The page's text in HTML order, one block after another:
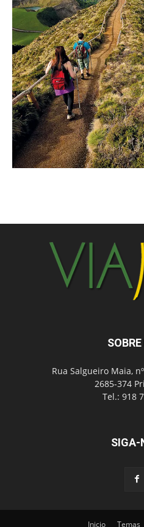
Rua Salgueiro Maia,
2685-374
Tel.: 918
SIGA-
Inicio Temas